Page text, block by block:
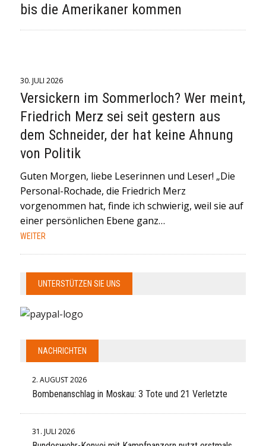
bis die Amerikaner kommen
30. JULI 2026
Versickern im Sommerloch? Wer meint,
Friedrich Merz sei seit gestern aus
dem Schneider, der hat keine Ahnung
von Politik
Guten Morgen, liebe Leserinnen und Leser! „Die
Personal-Rochade, die Friedrich Merz
vorgenommen hat, finde ich schwierig, weil sie auf
einer persönlichen Ebene ganz…
WEITER
UNTERSTÜTZEN SIE UNS
NACHRICHTEN
2. AUGUST 2026
Bombenanschlag in Moskau: 3 Tote und 21 Verletzte
31. JULI 2026